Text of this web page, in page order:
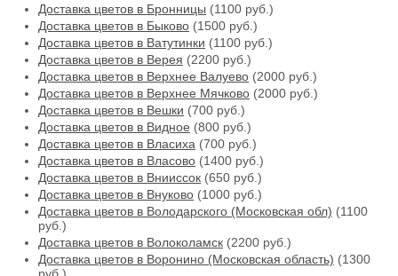
Доставка цветов в Бронницы (1100 руб.)
Доставка цветов в Быково (1500 руб.)
Доставка цветов в Ватутинки (1100 руб.)
Доставка цветов в Верея (2200 руб.)
Доставка цветов в Верхнее Валуево (2000 руб.)
Доставка цветов в Верхнее Мячково (2000 руб.)
Доставка цветов в Вешки (700 руб.)
Доставка цветов в Видное (800 руб.)
Доставка цветов в Власиха (700 руб.)
Доставка цветов в Власово (1400 руб.)
Доставка цветов в Внииссок (650 руб.)
Доставка цветов в Внуково (1000 руб.)
Доставка цветов в Володарского (Московская обл) (1100
руб.)
Доставка цветов в Волоколамск (2200 руб.)
Доставка цветов в Воронино (Московская область) (1300